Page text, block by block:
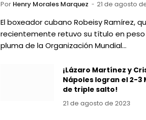
Por Henry Morales Marquez 21 de agosto
El boxeador cubano Robeisy Ramírez,
recientemente retuvo su título en peso
pluma de la Organización Mundial…
¡Lázaro Martínez y
Nápoles logran el 2-3
de triple salto!
21 de agosto de 2023